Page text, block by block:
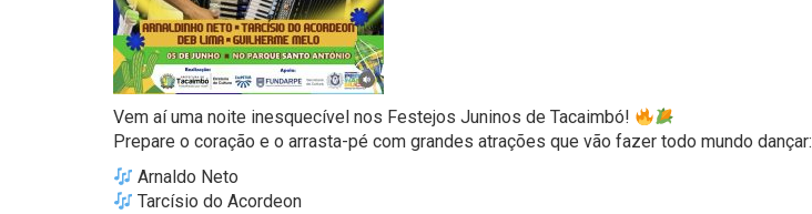
Vem aí uma noite inesquecível nos Festejos Juninos de Tacaimbó!
Prepare o coração e o arrasta-pé com grandes atrações que vão fazer todo mundo dançar:
Arnaldo Neto
Tarcísio do Acordeon